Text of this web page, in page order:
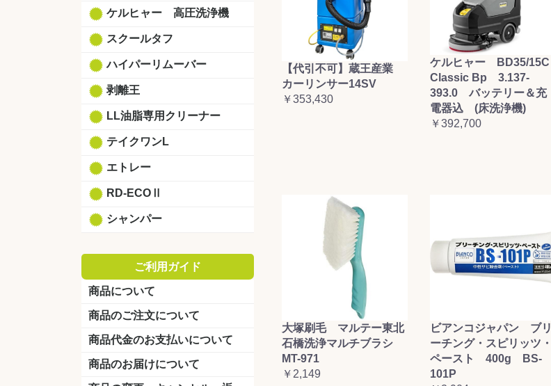
ケルヒャー 高圧洗浄機
スクールタフ
ハイパーリムーバー
剥離王
LL油脂専用クリーナー
テイクワンL
エトレー
RD-ECOⅡ
シャンパー
ご利用ガイド
商品について
商品のご注文について
商品代金のお支払いについて
商品のお届けについて
【代引不可】蔵王産業
カーリンサー14SV
￥353,430
ケルヒャー BD35/15C
Classic Bp 3.137-
393.0 バッテリー＆充
電器込 (床洗浄機)
￥392,700
大塚刷毛 マルテー東北
石橋洗浄マルチブラシ
MT-971
￥2,149
ビアンコジャパン ブリ
ーチング・スピリッツ・
ペースト 400g BS-
101P